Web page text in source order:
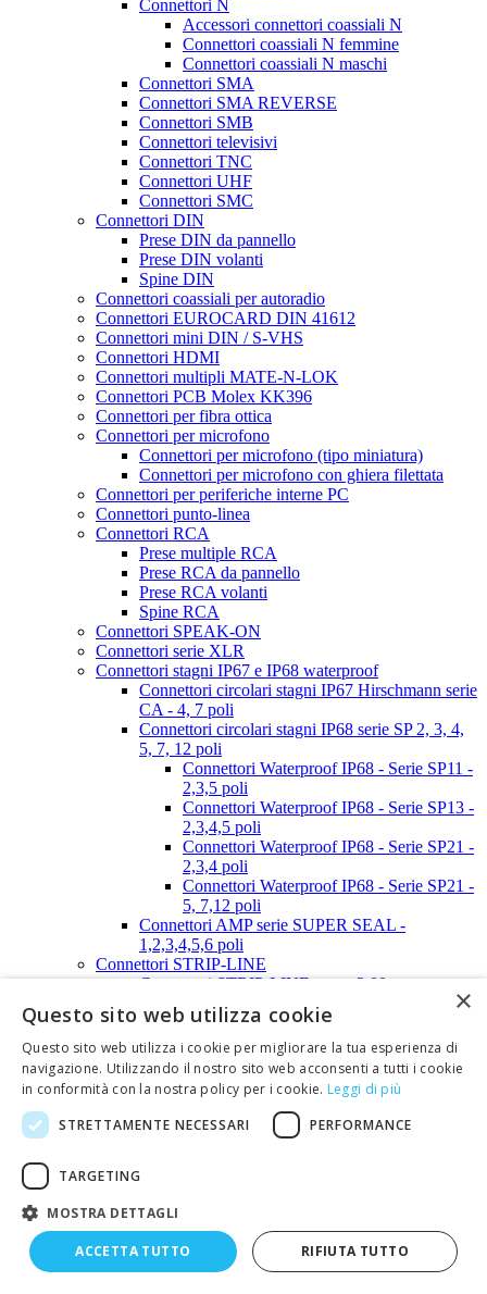
Connettori N
Accessori connettori coassiali N
Connettori coassiali N femmine
Connettori coassiali N maschi
Connettori SMA
Connettori SMA REVERSE
Connettori SMB
Connettori televisivi
Connettori TNC
Connettori UHF
Connettori SMC
Connettori DIN
Prese DIN da pannello
Prese DIN volanti
Spine DIN
Connettori coassiali per autoradio
Connettori EUROCARD DIN 41612
Connettori mini DIN / S-VHS
Connettori HDMI
Connettori multipli MATE-N-LOK
Connettori PCB Molex KK396
Connettori per fibra ottica
Connettori per microfono
Connettori per microfono (tipo miniatura)
Connettori per microfono con ghiera filettata
Connettori per periferiche interne PC
Connettori punto-linea
Connettori RCA
Prese multiple RCA
Prese RCA da pannello
Prese RCA volanti
Spine RCA
Connettori SPEAK-ON
Connettori serie XLR
Connettori stagni IP67 e IP68 waterproof
Connettori circolari stagni IP67 Hirschmann serie
CA - 4, 7 poli
Connettori circolari stagni IP68 serie SP 2, 3, 4,
5, 7, 12 poli
Connettori Waterproof IP68 - Serie SP11 -
2,3,5 poli
Connettori Waterproof IP68 - Serie SP13 -
2,3,4,5 poli
Connettori Waterproof IP68 - Serie SP21 -
2,3,4 poli
Connettori Waterproof IP68 - Serie SP21 -
5, 7,12 poli
Connettori AMP serie SUPER SEAL -
1,2,3,4,5,6 poli
Connettori STRIP-LINE
Connettori STRIP-LINE passo 2,00mm
Connettori STRIP-LINE passo 2,54mm
Connettori SUB-D
Calotte, tappi e distanziali per connettori SUB-D
Calotte per SUB-D - 9 poli
Calotte per SUB-D - 15 poli
Calotte per SUB-D - 25 poli
Calotte per SUB-D - 37 poli
Calotte per SUB-D - 50 poli
Connettori SUB-D (contatti a crimpare)
Connettori SUB-D (per C.S.)
Connettori SUB-D (saldare a filo)
Connettori SUB-D Alta densità
×
Questo sito web utilizza cookie
Questo sito web utilizza i cookie per migliorare la tua esperienza di
navigazione. Utilizzando il nostro sito web acconsenti a tutti i cookie
in conformità con la nostra policy per i cookie. Leggi di più
STRETTAMENTE NECESSARI
PERFORMANCE
TARGETING
MOSTRA DETTAGLI
ACCETTA TUTTO RIFIUTA TUTTO